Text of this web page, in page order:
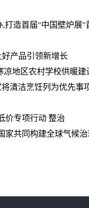
,打造首届"中国壁炉展"
产品引领新增长
凉地区农村学校供暖建
清洁烹饪列为优先事
价专项行动 整治
家共同构建全球气候